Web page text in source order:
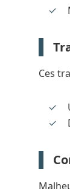
Ces